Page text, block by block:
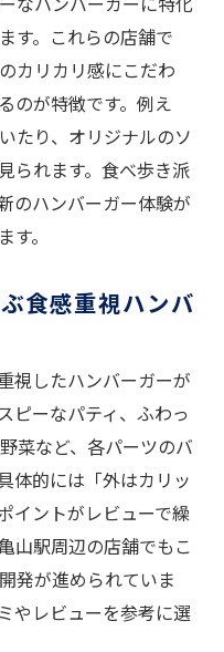
亀山ハンバーガー
るバンズの違い
び完全ガイド
ガーの味比べ
ズの秘密
バーガーの新提案
化と今後の展望
楽しみ方とは
る人気傾向
る新感覚の提案
て亀山駅周辺へ
ンバーガー特集
の人気理由
の魅力を徹底研究
味わうポイント
す。これらの店舗で
カリカリ感にこだわ
のが特徴です。例え
たり、オリジナルのソ
られます。食べ歩き派
のハンバーガー体験が
。
食感重視ハンバ
視したハンバーガーが
ピーなパティ、ふわっ
菜など、各パーツのバ
体的には「外はカリッ
イントがレビューで繰
山駅周辺の店舗でもこ
発が進められていま
やレビューを参考に選